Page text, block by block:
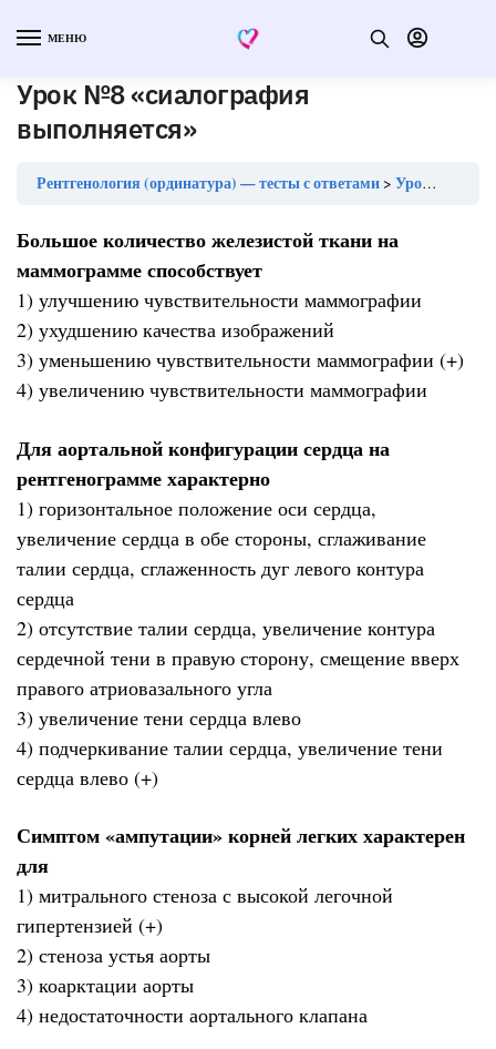
МЕНЮ
Урок №8 «сиалография
выполняется»
Рентгенология (ординатура) — тесты с ответами Урок №8 «сиалография выполняется»
Большое количество железистой ткани на
маммограмме способствует
1) улучшению чувствительности маммографии
2) ухудшению качества изображений
3) уменьшению чувствительности маммографии (+)
4) увеличению чувствительности маммографии
Для аортальной конфигурации сердца на
рентгенограмме характерно
1) горизонтальное положение оси сердца,
увеличение сердца в обе стороны, сглаживание
талии сердца, сглаженность дуг левого контура
сердца
2) отсутствие талии сердца, увеличение контура
сердечной тени в правую сторону, смещение вверх
правого атриовазального угла
3) увеличение тени сердца влево
4) подчеркивание талии сердца, увеличение тени
сердца влево (+)
Симптом «ампутации» корней легких характерен
для
1) митрального стеноза с высокой легочной
гипертензией (+)
2) стеноза устья аорты
3) коарктации аорты
4) недостаточности аортального клапана